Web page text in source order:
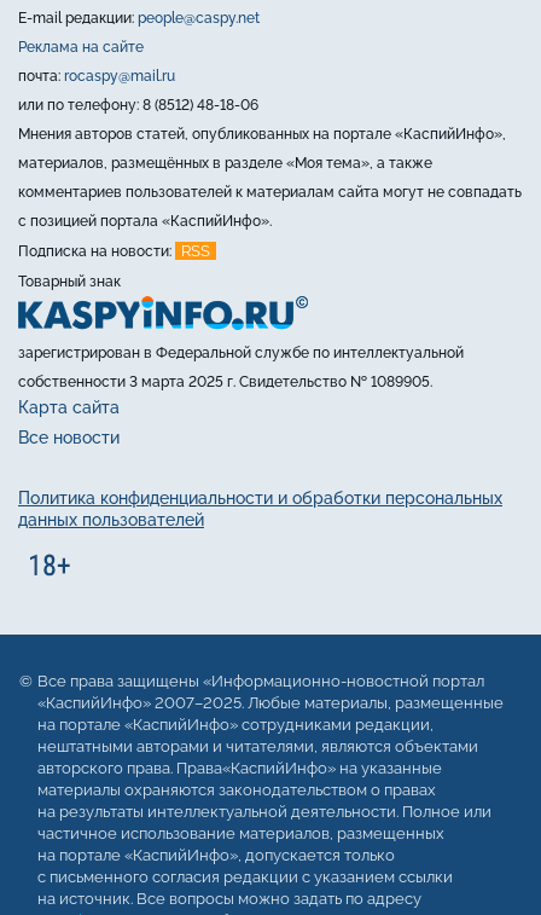
E-mail редакции: people@caspy.net
Реклама на сайте
почта: rocaspy@mail.ru
или по телефону: 8 (8512) 48-18-06
Мнения авторов статей, опубликованных на портале «КаспийИнфо»,
материалов, размещённых в разделе «Моя тема», а также
комментариев пользователей к материалам сайта могут не совпадать
с позицией портала «КаспийИнфо».
Подписка на новости:
RSS
Товарный знак
зарегистрирован в Федеральной службе по интеллектуальной
собственности 3 марта 2025 г. Свидетельство № 1089905.
Карта сайта
Все новости
Политика конфиденциальности и обработки персональных
данных пользователей
Все права защищены «Информационно-новостной портал
«КаспийИнфо» 2007–2025. Любые материалы, размещенные
на портале «КаспийИнфо» сотрудниками редакции,
нештатными авторами и читателями, являются объектами
авторского права. Права«КаспийИнфо» на указанные
материалы охраняются законодательством о правах
на результаты интеллектуальной деятельности. Полное или
частичное использование материалов, размещенных
на портале «КаспийИнфо», допускается только
с письменного согласия редакции с указанием ссылки
на источник. Все вопросы можно задать по адресу